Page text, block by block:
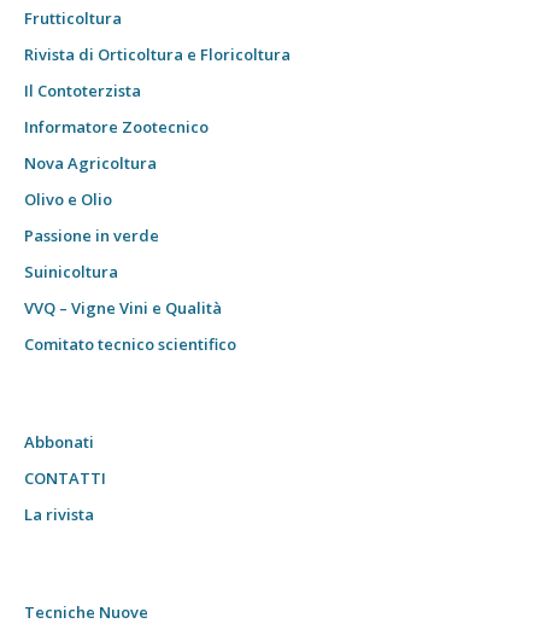
Frutticoltura
Rivista di Orticoltura e Floricoltura
Il Contoterzista
Informatore Zootecnico
Nova Agricoltura
Olivo e Olio
Passione in verde
Suinicoltura
VVQ – Vigne Vini e Qualità
Comitato tecnico scientifico
Abbonati
CONTATTI
La rivista
Tecniche Nuove